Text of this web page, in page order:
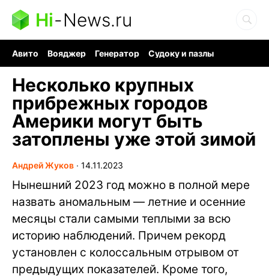
Hi-News.ru
Авито Вояджер Генератор
Судоку и пазлы
Несколько крупных
прибрежных городов
Америки могут быть
затоплены уже этой зимой
Андрей Жуков ∙ 14.11.2023
Нынешний 2023 год можно в полной мере
назвать аномальным — летние и осенние
месяцы стали самыми теплыми за всю
историю наблюдений. Причем рекорд
установлен с колоссальным отрывом от
предыдущих показателей. Кроме того,